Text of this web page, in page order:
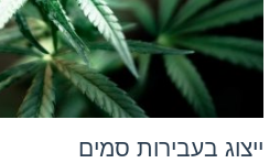
ייצוג בעבירות סמים